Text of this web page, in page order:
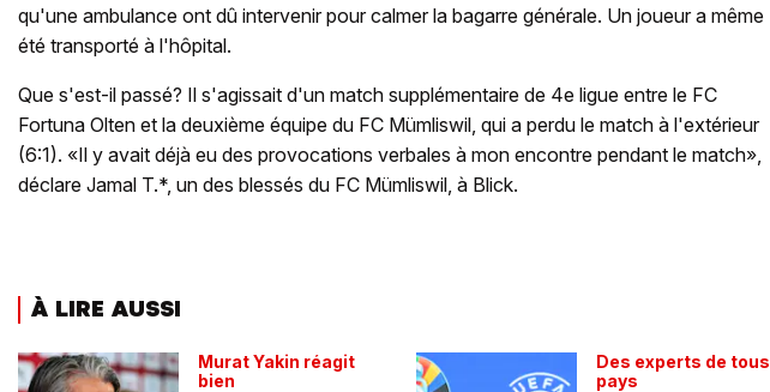
qu'une ambulance ont dû intervenir pour calmer la bagarre générale. Un joueur a même
été transporté à l'hôpital.
Que s'est-il passé? Il s'agissait d'un match supplémentaire de 4e ligue entre le FC
Fortuna Olten et la deuxième équipe du FC Mümliswil, qui a perdu le match à l'extérieur
(6:1). «Il y avait déjà eu des provocations verbales à mon encontre pendant le match»,
déclare Jamal T.*, un des blessés du FC Mümliswil, à Blick.
À LIRE AUSSI
Murat Yakin réagit
bien
Des experts de tous
pays